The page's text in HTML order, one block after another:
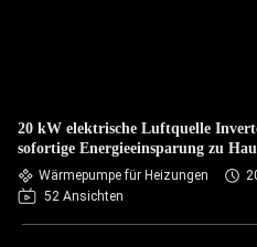
20 kW elektrische Luftquelle
sofortige Energieeinsparung zu
Wärmepumpe für Heizungen
52 Ansichten